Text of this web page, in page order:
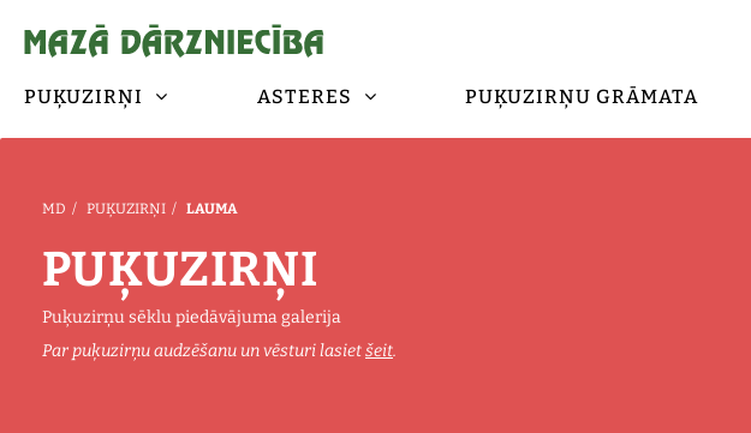
PUĶUZIRŅI ASTERES PUĶUZIRŅU GRĀMATA
MD / PUĶUZIRŅI / LAUMA
PUĶUZIRŅI
Puķuzirņu sēklu piedāvājuma galerija
Par puķuzirņu audzēšanu un vēsturi lasietšeit.